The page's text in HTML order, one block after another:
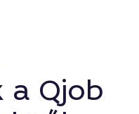
Qjob